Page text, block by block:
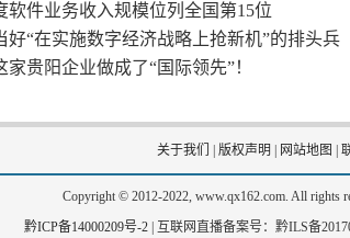
软件业务收入规模位列全国第15位
好“在实施数字经济战略上抢新机”的排头兵
家贵阳企业做成了“国际领先”！
关于我们 版权声明 网站地图
Copyright © 2012-2022, www.qx162.com. All rights
黔ICP备14000209号-2
互联网直播备案号：黔ILS备